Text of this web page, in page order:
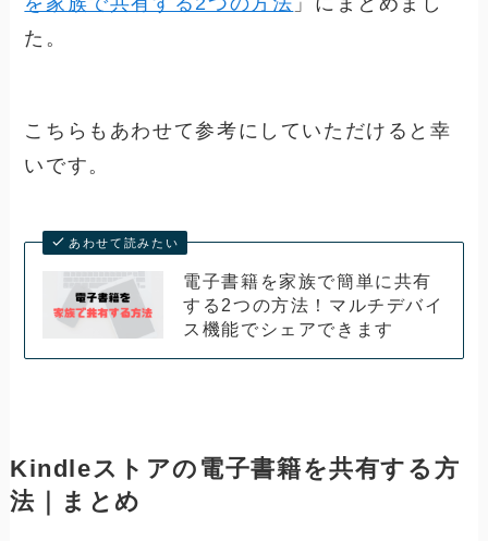
た。
こちらもあわせて参考にしていただけると幸
いです。
あわせて読みたい
電子書籍を家族で簡単に共有
する2つの方法！マルチデバイ
ス機能でシェアできます
Kindleストアの電子書籍を共有する方
法｜まとめ